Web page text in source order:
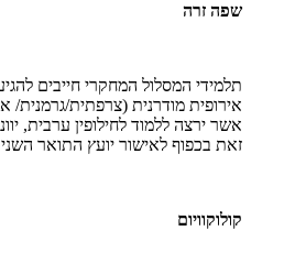
שפה זרה
תלמידי המסלול המחקרי חייבים
אירופית מודרנית (צרפתית/גרמנית/
אשר ירצה ללמוד לחילופין ערבית,
זאת בכפוף לאישור יועץ התואר השני
קולוקוויום